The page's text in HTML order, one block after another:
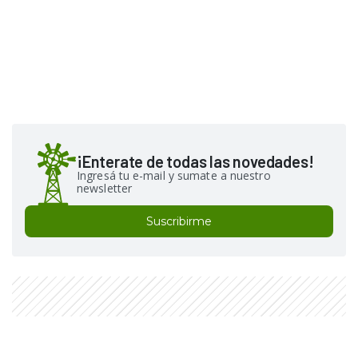
¡Enterate de todas las novedades!
Ingresá tu e-mail y sumate a nuestro
newsletter
Suscribirme